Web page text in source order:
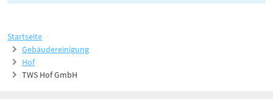
Startseite
Gebäudereinigung
Hof
TWS Hof GmbH